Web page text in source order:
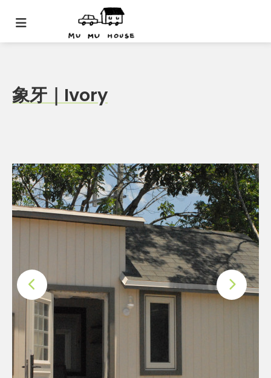
象牙｜Ivory